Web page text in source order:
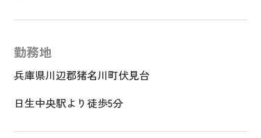
勤務地
兵庫県川辺郡猪名川町伏見台
日生中央駅より徒歩5分